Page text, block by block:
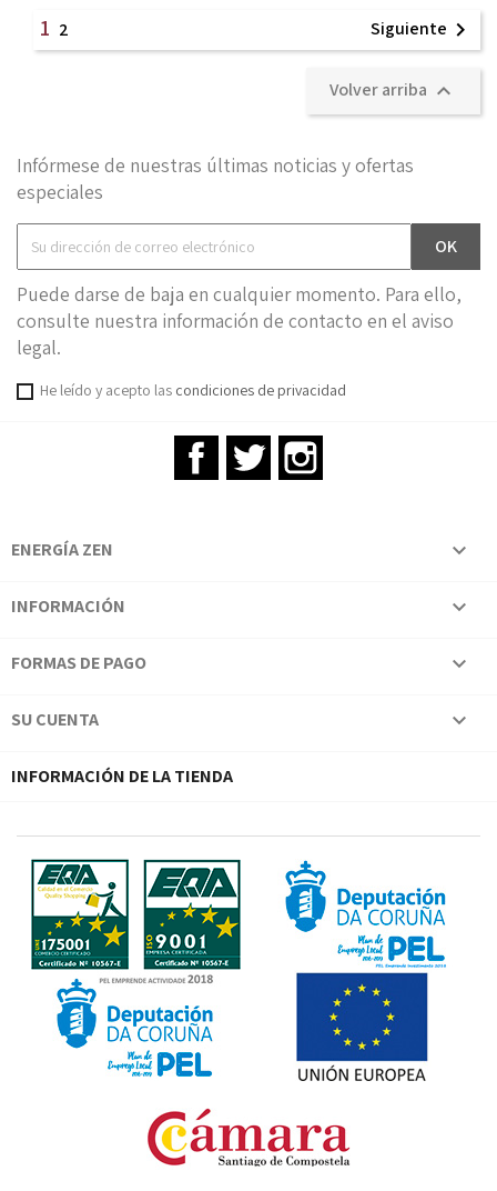
1 2 Siguiente 
Volver arriba 
Infórmese de nuestras últimas noticias y ofertas
especiales
Puede darse de baja en cualquier momento. Para ello,
consulte nuestra información de contacto en el aviso
legal.
He leído y acepto las condiciones de privacidad
FacebookTwitter
ENERGÍA ZEN 
INFORMACIÓN 
FORMAS DE PAGO 
SU CUENTA 
INFORMACIÓN DE LA TIENDA